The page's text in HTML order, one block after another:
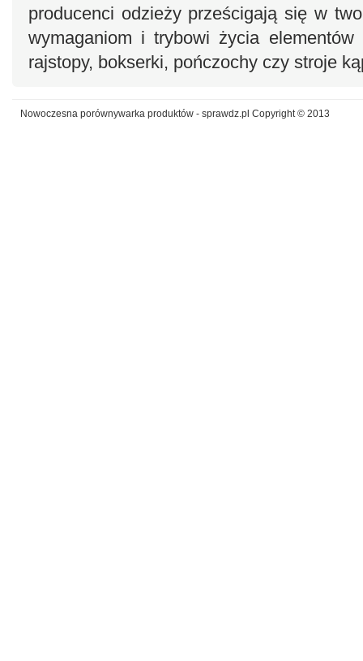
producenci odzieży prześcigają się w
wymaganiom i trybowi życia
rajstopy, bokserki, pończochy czy stroje
Nowoczesna porównywarka produktów - sprawdz.pl Copyright © 2013